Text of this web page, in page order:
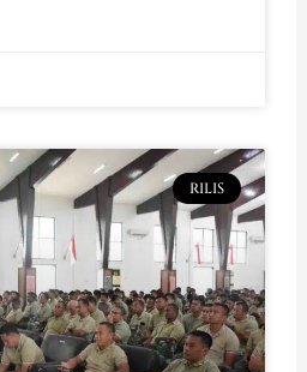
RILIS